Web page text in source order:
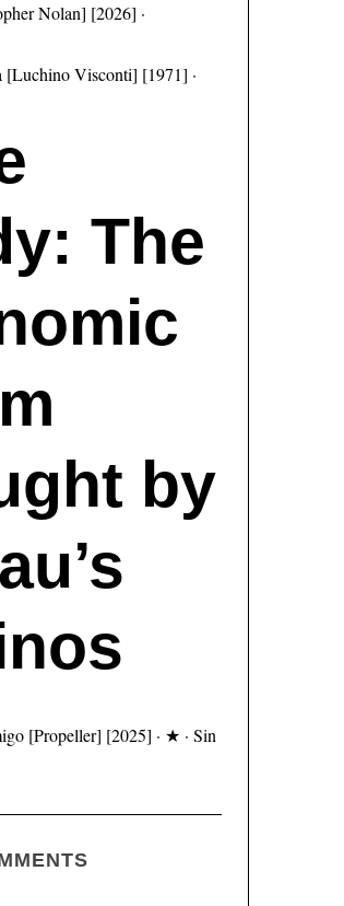
Nolan] [2026] ·
[Luchino Visconti] [1971] ·
The
by
[Propeller] [2025] · ★ · Sin